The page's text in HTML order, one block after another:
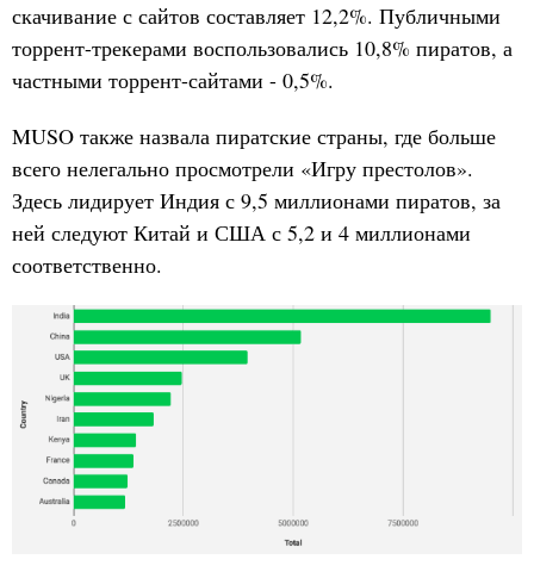
скачивание с сайтов составляет 12,2%. Публичными
торрент-трекерами воспользовались 10,8% пиратов, а
частными торрент-сайтами - 0,5%.
MUSO также назвала пиратские страны, где больше
всего нелегально просмотрели «Игру престолов».
Здесь лидирует Индия с 9,5 миллионами пиратов, за
ней следуют Китай и США с 5,2 и 4 миллионами
соответственно.